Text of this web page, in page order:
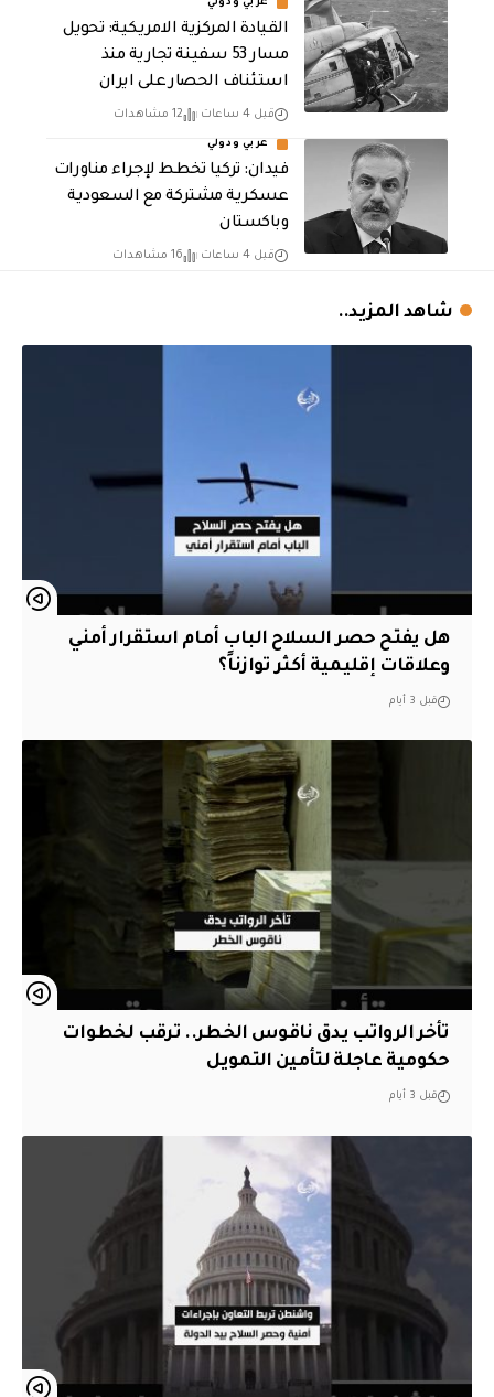
عربي ودولي
القيادة المركزية الامريكية: تحويل
مسار 53 سفينة تجارية منذ
استئناف الحصار على ايران
قبل 4 ساعات 12 مشاهدات
عربي ودولي
فيدان: تركيا تخطط لإجراء مناورات
عسكرية مشتركة مع السعودية
وباكستان
قبل 4 ساعات 16 مشاهدات
شاهد المزيد..
هل يفتح حصر السلاح الباب أمام استقرار أمني
وعلاقات إقليمية أكثر توازناً؟
قبل 3 أيام
تأخر الرواتب يدق ناقوس الخطر.. ترقب لخطوات
حكومية عاجلة لتأمين التمويل
قبل 3 أيام